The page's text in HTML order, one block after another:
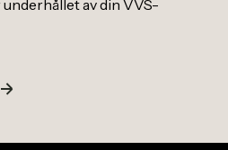
av din VVS-